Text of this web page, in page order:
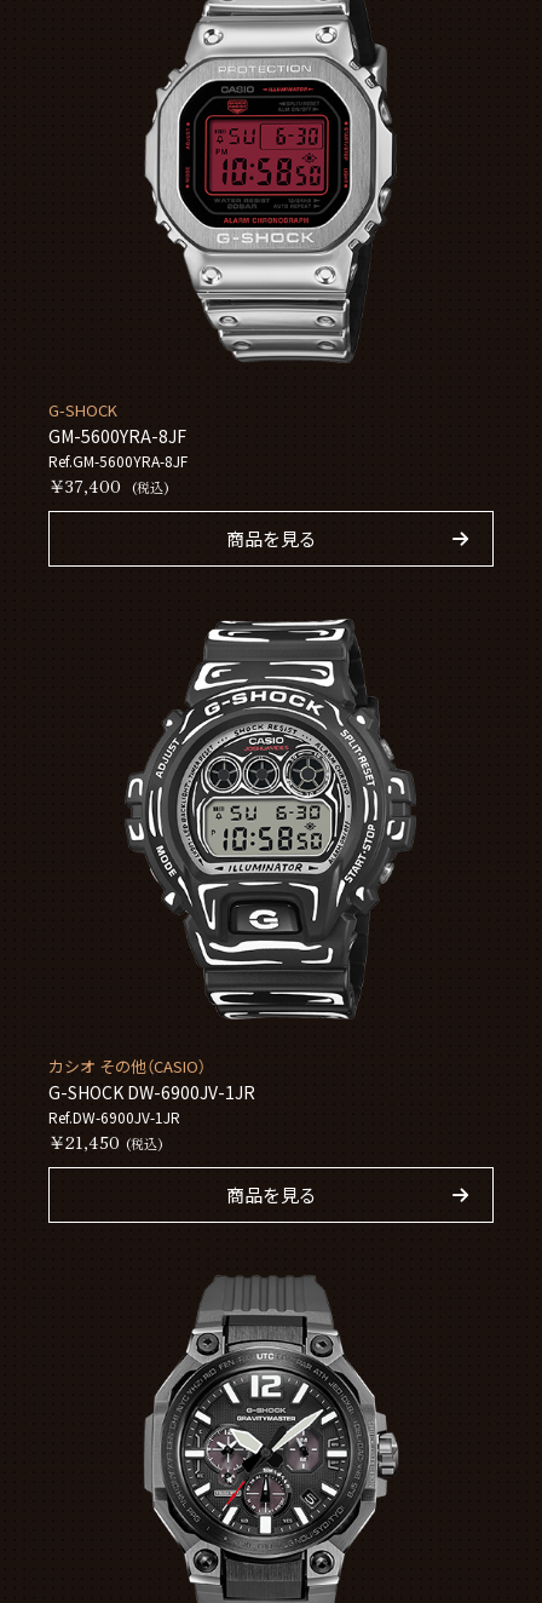
G-SHOCK
GM-5600YRA-8JF
Ref.GM-5600YRA-8JF
￥37,400 (税込)
商品を見る
カシオ その他（CASIO）
G-SHOCK DW-6900JV-1JR
Ref.DW-6900JV-1JR
￥21,450 (税込)
商品を見る